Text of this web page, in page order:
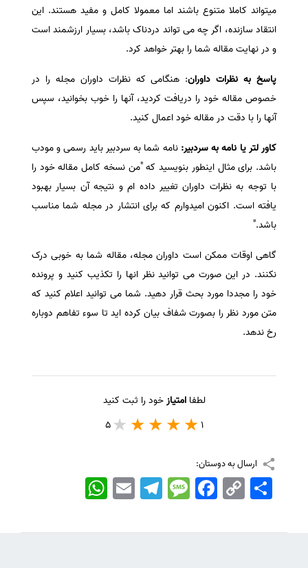
میتواند کاملا متنوع باشند اما معمولا کامل و مفید هستند. این
انتقاد سازنده، اگر چه می تواند دردناک باشد، بسیار ارزشمند است
و در نهایت مقاله شما را بهتر خواهد کرد.
پاسخ به نظرات داوران: هنگامی که نظرات داوران مجله را در
خصوص مقاله خود را دریافت کردید، آنها را خوب بخوانید، سپس
آنها را با دقت در مقاله خود اعمال کنید.
کاور لتر یا نامه به سردبیر: نامه شما به سردبیر باید رسمی و مودب
باشد. برای مثال اینطور بنویسید که "من نسخه کامل مقاله خود را
با توجه به نظرات داوران تغییر داده ام و نتیجه آن بسیار بهبود
یافته است. اکنون امیدوارم که برای انتشار در مجله شما مناسب
باشد."
گاهی اوقات ممکن است داوران مجله، مقاله شما به خوبی درک
نکنند. در این صورت می توانید نظر انها را تکذیب کنید و پرونده
خود را مجددا مورد بحث قرار دهید. شما می توانید اعلام کنید که
متن مورد نظر را بصورت شفاف بیان کرده اید تا سوء تفاهم دوباره
رخ ندهد.
لطفاامتیازخود را ثبت کنید
1
5
ارسال به دوستان:
WhatsApp EmailTelegramMessageFacebook Copy
Link
اشتراک